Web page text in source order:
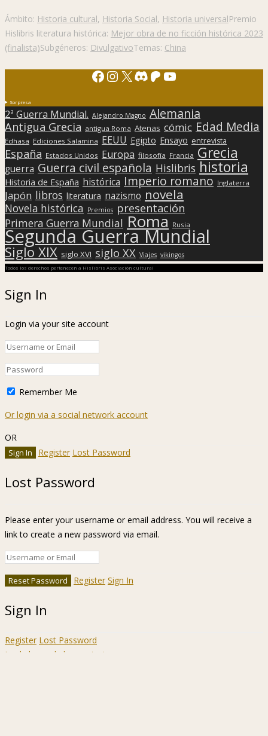
Ámbito: Historia cultural, Historia Social, Historia universalPremio
Hislibris literatura histórica: Mejor obra de no ficción histórica 2023
(finalista)Subgéneros: DivulgativoTemas: China
Facebook
Instagram
X Discord
Patreon
YouTube
Sorpresa
2ª Guerra Mundial. Alejandro Magno Alemania
Antigua Grecia antigua Roma Atenas cómic Edad Media
Edhasa Ediciones Salamina EEUU Egipto Ensayo entrevista
España Estados Unidos Europa filosofía Francia Grecia
guerra Guerra civil española Hislibris historia
Historia de España histórica Imperio romano Inglaterra
Japón libros literatura nazismo novela
Novela histórica Premios presentación
Primera Guerra Mundial Roma Rusia
Segunda Guerra Mundial
Siglo XIX siglo XVI siglo XX Viajes vikingos
Todos los derechos pertenecen a Hislibris Asociación cultural
Sign In
Login via your site account
Remember Me
Or login via a social network account
OR
Register Lost Password
Lost Password
Please enter your username or email address. You will receive a
link to create a new password via email.
Register Sign In
Sign In
Register Lost Password
Ir a la barra de herramientas